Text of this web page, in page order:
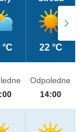
22 °C
Odpoledne
14:00